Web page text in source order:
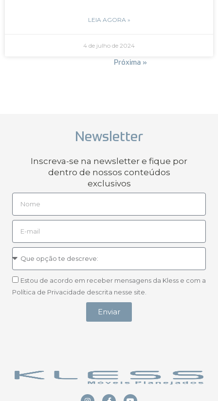
LEIA AGORA »
4 de julho de 2024
Próxima »
Newsletter
Inscreva-se na newsletter e fique por
dentro de nossos conteúdos
exclusivos
Estou de acordo em receber mensagens da Kless e com a
Política de Privacidade descrita nesse site.
Enviar